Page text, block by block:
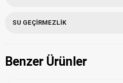
SU GEÇIRMEZLIK
Benzer Ürünler